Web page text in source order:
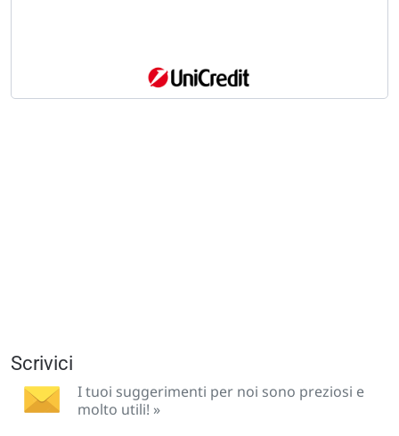
Scrivici
I tuoi suggerimenti per noi sono preziosi e
molto utili! »